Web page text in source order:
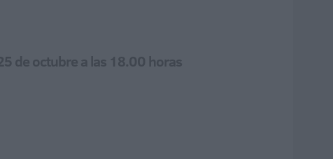
de octubre a las 18.00 horas